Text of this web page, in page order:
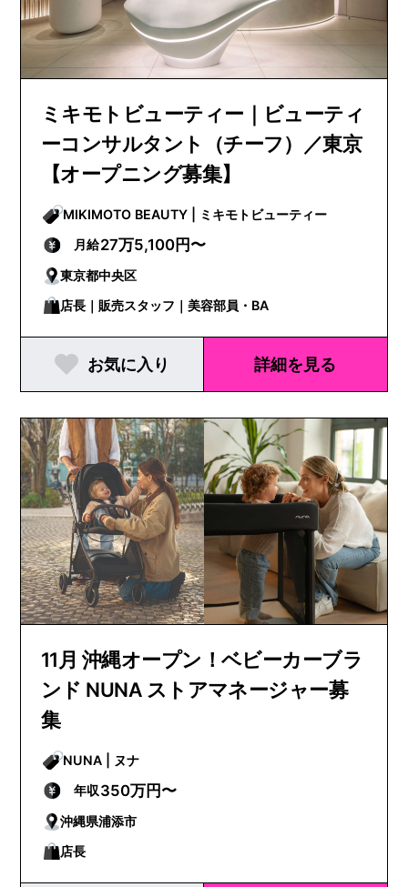
ミキモトビューティー｜ビューティ
ーコンサルタント（チーフ）／東京
【オープニング募集】
MIKIMOTO BEAUTY | ミキモトビューティー
月給27万5,100円〜
東京都中央区
店長｜販売スタッフ｜美容部員・BA
お気に入り 詳細を見る
11月 沖縄オープン！ベビーカーブラ
ンド NUNA ストアマネージャー募
集
NUNA | ヌナ
年収350万円〜
沖縄県浦添市
店長